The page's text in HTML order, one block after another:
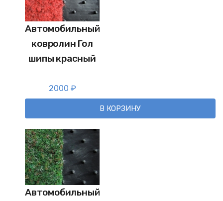
Автомобильный
ковролин Гол
шипы красный
2000 ₽
В КОРЗИНУ
Автомобильный